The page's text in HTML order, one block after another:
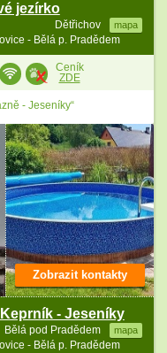
jezírko
Dětřichov mapa
- Bělá p. Pradědem
Ceník
ZDE
- Jeseníky“
- Jeseníky
Bělá pod Pradědem mapa
- Bělá p. Pradědem
Zobrazit kontakty